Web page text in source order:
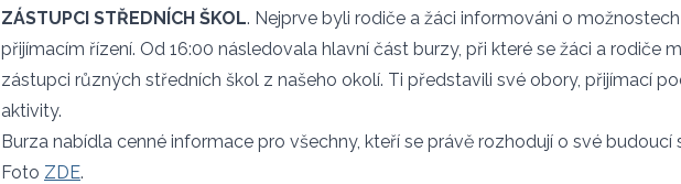
ZÁSTUPCI STŘEDNÍCH ŠKOL. Nejprve byli rodiče a žáci informováni o
přijímacím řízení. Od 16:00 následovala hlavní část burzy, při které se žáci a rodiče
zástupci různých středních škol z našeho okolí. Ti představili své obory, přijímací
aktivity.
Burza nabídla cenné informace pro všechny, kteří se právě rozhodují o své budoucí
Foto ZDE.